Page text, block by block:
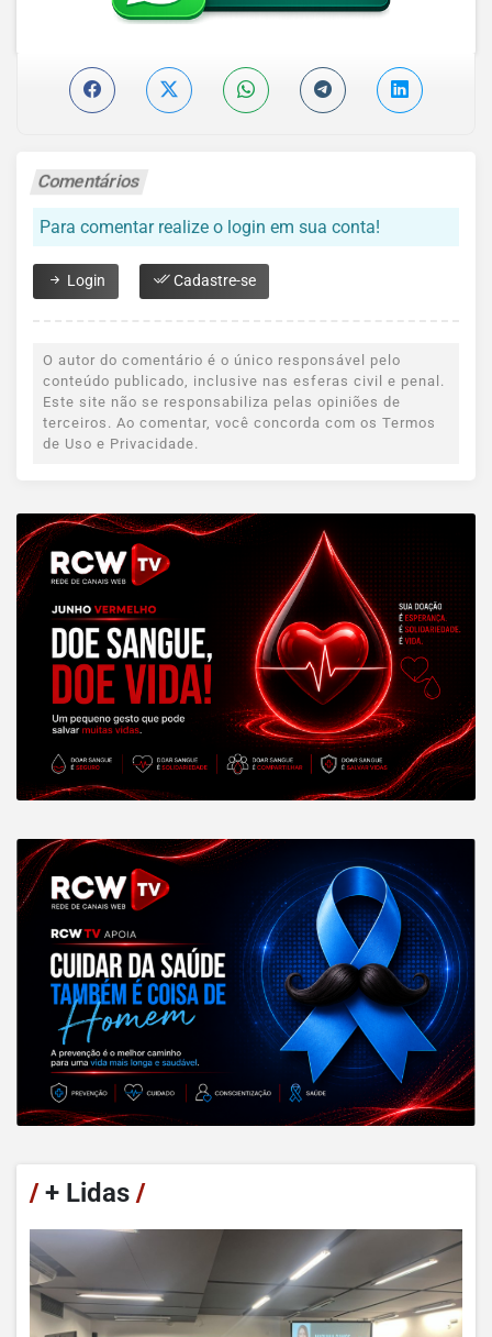
Comentários
Para comentar realize o login em sua conta!
Login Cadastre-se
O autor do comentário é o único responsável pelo
conteúdo publicado, inclusive nas esferas civil e penal.
Este site não se responsabiliza pelas opiniões de
terceiros. Ao comentar, você concorda com os Termos
de Uso e Privacidade.
/+ Lidas /